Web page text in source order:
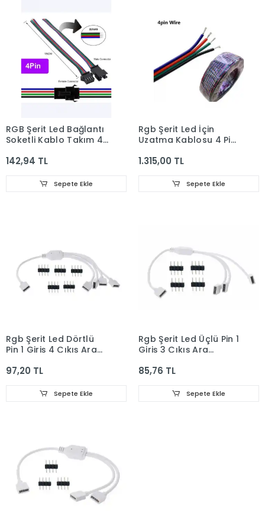
RGB Şerit Led Bağlantı
Soketli Kablo Takım 4
142,94 TL
Sepete Ekle
Rgb Şerit Led İçin
Uzatma Kablosu 4 Pin
1.315,00 TL
Sepete Ekle
Rgb Şerit Led Dörtlü
Pin 1 Giriş 4 Çıkış Ara
İğne
97,20 TL
Sepete Ekle
Rgb Şerit Led Üçlü Pin 1
Giriş 3 Çıkış Ara
İğne
85,76 TL
Sepete Ekle